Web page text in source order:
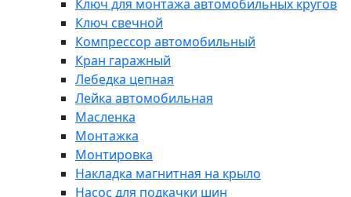
Ключ для монтажа автомобильных кругов
Ключ свечной
Компрессор автомобильный
Кран гаражный
Лебедка цепная
Лейка автомобильная
Масленка
Монтажка
Монтировка
Накладка магнитная на крыло
Насос для подкачки шин